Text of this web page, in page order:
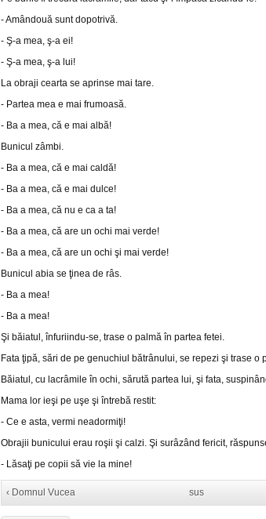
- Amândouă sunt dopotrivă.
- Ş-a mea, ş-a ei!
- Ş-a mea, ş-a lui!
La obraji cearta se aprinse mai tare.
- Partea mea e mai frumoasă.
- Ba a mea, că e mai albă!
Bunicul zâmbi.
- Ba a mea, că e mai caldă!
- Ba a mea, că e mai dulce!
- Ba a mea, că nu e ca a ta!
- Ba a mea, că are un ochi mai verde!
- Ba a mea, că are un ochi şi mai verde!
Bunicul abia se ţinea de râs.
- Ba a mea!
- Ba a mea!
Şi băiatul, înfuriindu-se, trase o palmă în partea fetei.
Fata ţipă, sări de pe genuchiul bătrânului, se repezi şi trase o
Băiatul, cu lacrâmile în ochi, sărută partea lui, şi fata,
Mama lor ieşi pe uşe şi întrebă restit:
- Ce e asta, vermi neadormiţi!
Obrajii bunicului erau roşii şi calzi. Şi surâzând fericit,
- Lăsaţi pe copii să vie la mine!
‹ Domnul Vucea sus